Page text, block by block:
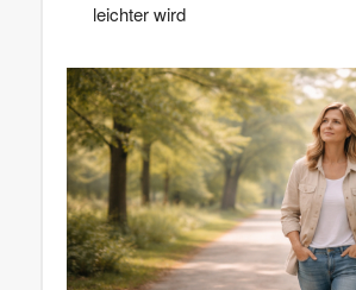
leichter wird